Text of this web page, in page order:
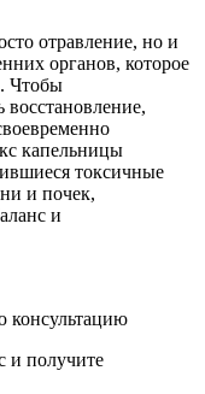
отравление, но и
органов, которое
Чтобы
восстановление,
капельницы
токсичные
и почек,
и
консультацию
и получите